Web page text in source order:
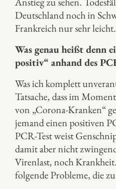
Deutschland noch in
Frankreich nur sehr leicht.
Was genau heißt denn
positiv“ anhand des
Was ich komplett
Tatsache, dass im
von „Corona-Kranken“
jemand einen positiven
PCR-Test weist
damit aber nicht
Virenlast, noch
folgende Probleme, die